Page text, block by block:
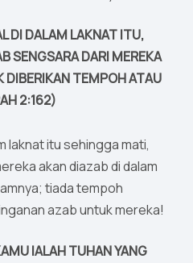
DI DALAM LAKNAT ITU,
SENGSARA DARI MEREKA
DIBERIKAN TEMPOH ATAU
2:162)
laknat itu sehingga mati,
akan diazab di dalam
tiada tempoh
azab untuk mereka!
IALAH TUHAN YANG